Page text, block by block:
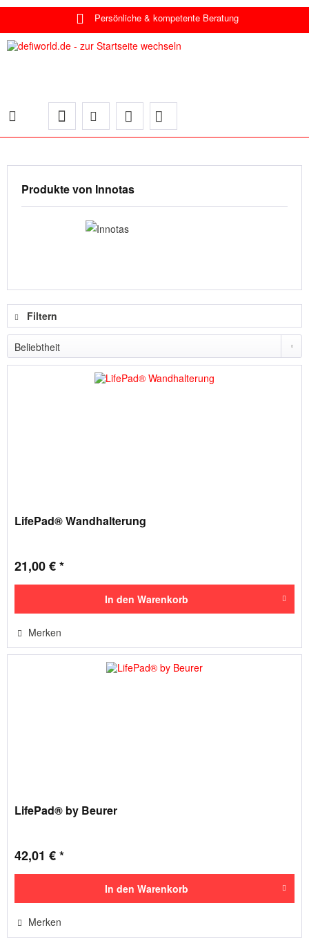
Persönliche & kompetente Beratung
Produkte von Innotas
Filtern
LifePad® Wandhalterung
21,00 € *
In den Warenkorb
Merken
LifePad® by Beurer
42,01 € *
In den Warenkorb
Merken